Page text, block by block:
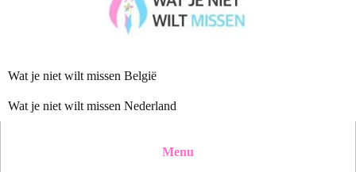
Wat je niet wilt missen België
Wat je niet wilt missen Nederland
Menu